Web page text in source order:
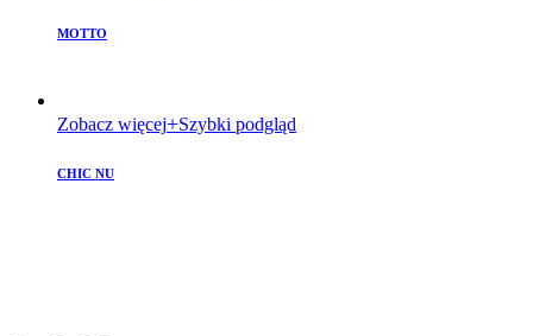
MOTTO
Zobacz więcej Szybki podgląd
CHIC NU